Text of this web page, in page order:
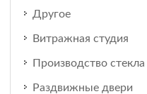
Другое
Витражная студия
Производство стекла
Раздвижные двери